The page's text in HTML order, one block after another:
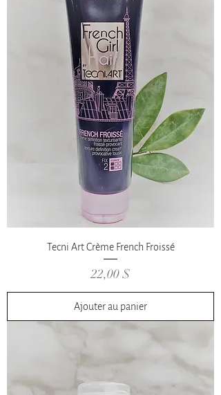
Tecni Art Crème French Froissé
Prix
22,00 $
Ajouter au panier